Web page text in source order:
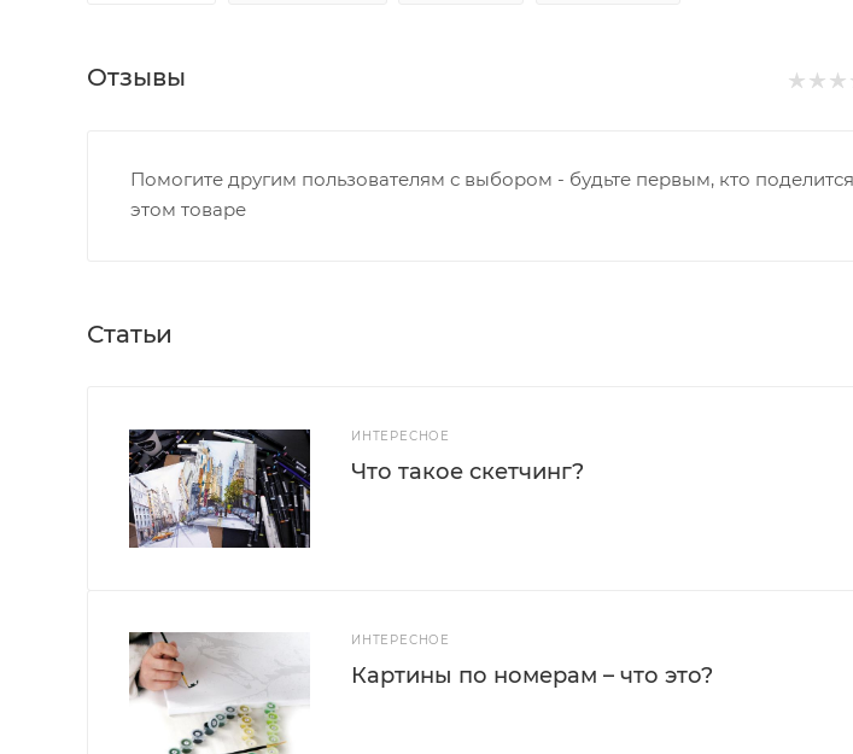
Отзывы
Помогите другим пользователям с выбором - будьте первым, кто
этом товаре
Статьи
ИНТЕРЕСНОЕ
Что такое скетчинг?
ИНТЕРЕСНОЕ
Картины по номерам – что это?